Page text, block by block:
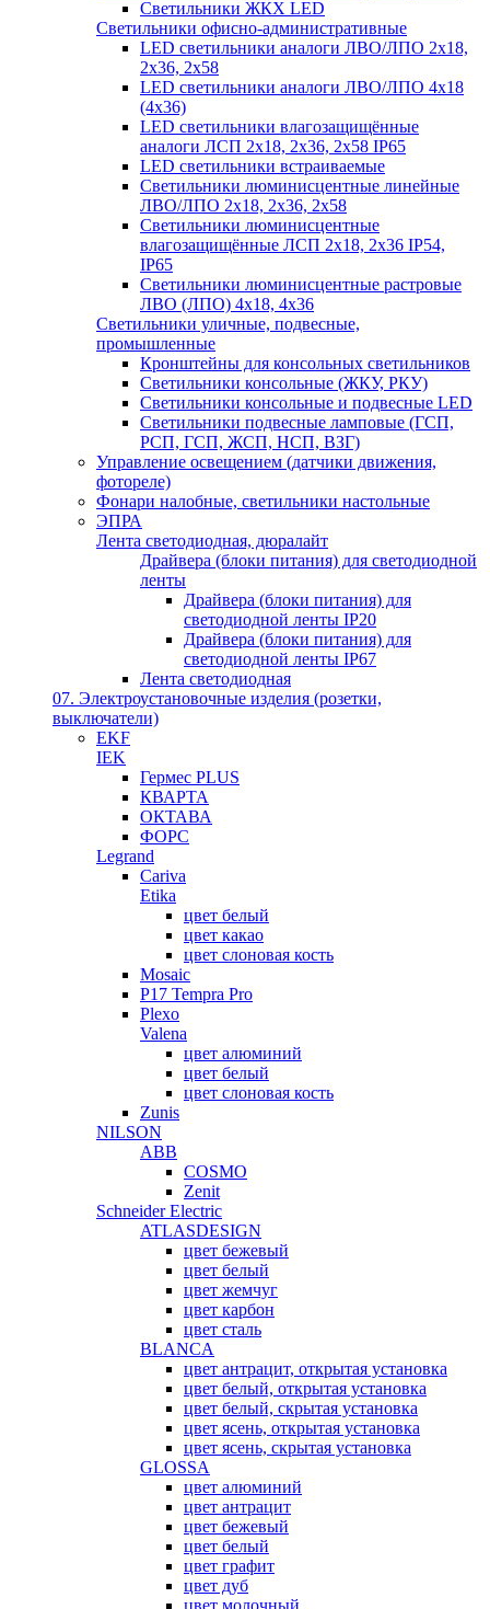
Светильники ЖКХ LED
Светильники офисно-административные
LED светильники аналоги ЛВО/ЛПО 2х18,
2х36, 2х58
LED светильники аналоги ЛВО/ЛПО 4х18
(4х36)
LED светильники влагозащищённые
аналоги ЛСП 2х18, 2х36, 2х58 IP65
LED светильники встраиваемые
Светильники люминисцентные линейные
ЛВО/ЛПО 2х18, 2х36, 2х58
Светильники люминисцентные
влагозащищённые ЛСП 2х18, 2х36 IP54,
IP65
Светильники люминисцентные растровые
ЛВО (ЛПО) 4х18, 4х36
Светильники уличные, подвесные,
промышленные
Кронштейны для консольных светильников
Светильники консольные (ЖКУ, РКУ)
Светильники консольные и подвесные LED
Светильники подвесные ламповые (ГСП,
РСП, ГСП, ЖСП, НСП, ВЗГ)
Управление освещением (датчики движения,
фотореле)
Фонари налобные, светильники настольные
ЭПРА
Лента светодиодная, дюралайт
Драйвера (блоки питания) для светодиодной
ленты
Драйвера (блоки питания) для
светодиодной ленты IP20
Драйвера (блоки питания) для
светодиодной ленты IP67
Лента светодиодная
07. Электроустановочные изделия (розетки,
выключатели)
EKF
IEK
Гермес PLUS
КВАРТА
ОКТАВА
ФОРС
Legrand
Cariva
Etika
цвет белый
цвет какао
цвет слоновая кость
Mosaic
P17 Tempra Pro
Plexo
Valena
цвет алюминий
цвет белый
цвет слоновая кость
Zunis
NILSON
ABB
COSMO
Zenit
Schneider Electric
ATLASDESIGN
цвет бежевый
цвет белый
цвет жемчуг
цвет карбон
цвет сталь
BLANCA
цвет антрацит, открытая установка
цвет белый, открытая установка
цвет белый, скрытая установка
цвет ясень, открытая установка
цвет ясень, скрытая установка
GLOSSA
цвет алюминий
цвет антрацит
цвет бежевый
цвет белый
цвет графит
цвет дуб
цвет молочный